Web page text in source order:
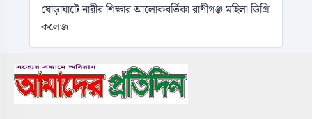
ঘোড়াঘাটে নারীর শিক্ষার আলোকবর্তিকা রাণীগঞ্জ মহিলা ডিগ্রি
কলেজ